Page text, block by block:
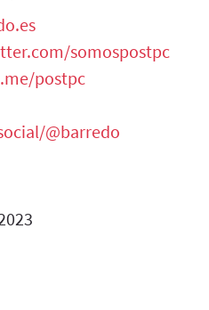
somospostpc
postpc
@barredo